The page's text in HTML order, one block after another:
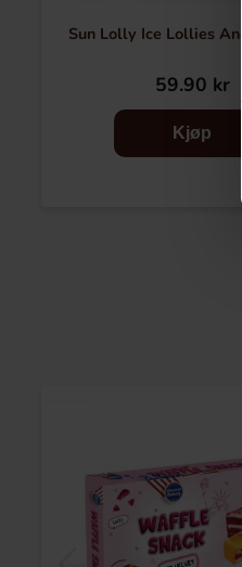
Sun Lolly Ice Lollies
59.90 kr
Kjøp